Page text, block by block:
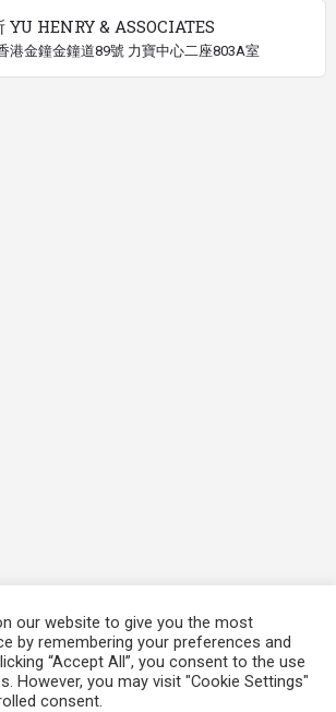
YU HENRY & ASSOCIATES
港金鐘金鐘道89號 力寶中心二座803A室
our website to give you the most
by remembering your preferences and
“Accept All”, you consent to the use
However, you may visit "Cookie Settings"
consent.